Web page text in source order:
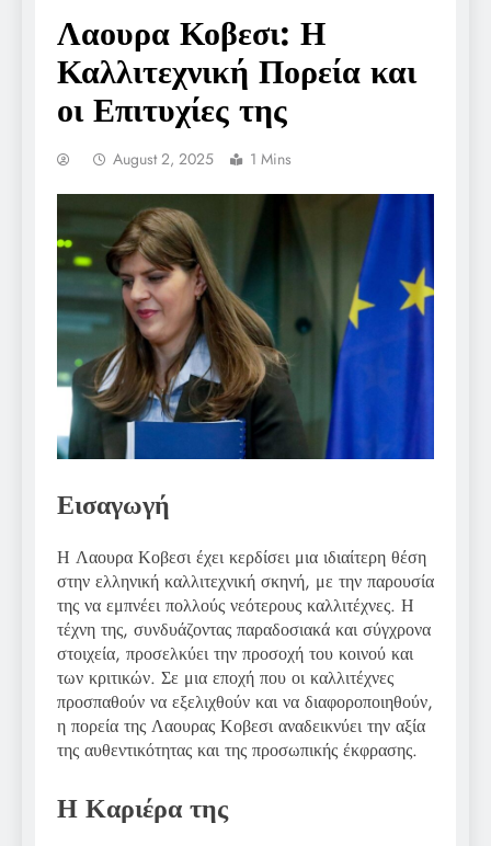
Λαουρα Κοβεσι: Η
Καλλιτεχνική Πορεία και
οι Επιτυχίες της
August 2, 2025 1 Mins
Εισαγωγή
Η Λαουρα Κοβεσι έχει κερδίσει μια ιδιαίτερη θέση
στην ελληνική καλλιτεχνική σκηνή, με την παρουσία
της να εμπνέει πολλούς νεότερους καλλιτέχνες. Η
τέχνη της, συνδυάζοντας παραδοσιακά και σύγχρονα
στοιχεία, προσελκύει την προσοχή του κοινού και
των κριτικών. Σε μια εποχή που οι καλλιτέχνες
προσπαθούν να εξελιχθούν και να διαφοροποιηθούν,
η πορεία της Λαουρας Κοβεσι αναδεικνύει την αξία
της αυθεντικότητας και της προσωπικής έκφρασης.
Η Καριέρα της